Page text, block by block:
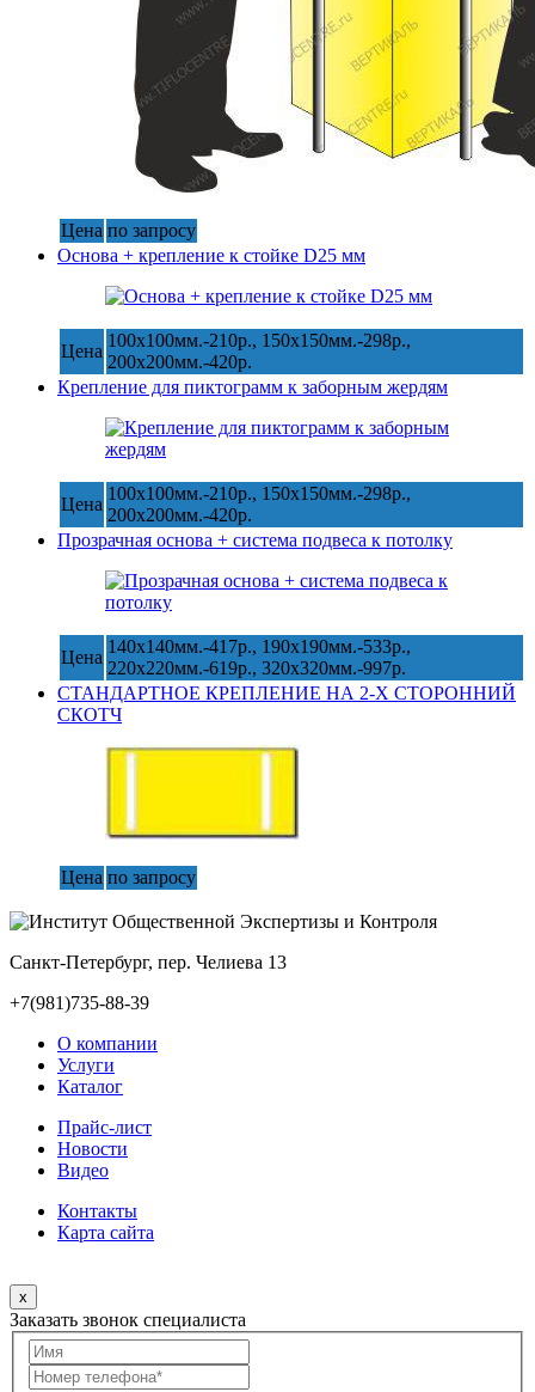
Цена по запросу
Основа + крепление к стойке D25 мм
Цена
100х100мм.-210р., 150х150мм.-298р.,
200х200мм.-420р.
Крепление для пиктограмм к заборным жердям
Цена
100х100мм.-210р., 150х150мм.-298р.,
200х200мм.-420р.
Прозрачная основа + система подвеса к потолку
Цена
140х140мм.-417р., 190х190мм.-533р.,
220х220мм.-619р., 320х320мм.-997р.
СТАНДАРТНОЕ КРЕПЛЕНИЕ НА 2-Х СТОРОННИЙ
СКОТЧ
Цена по запросу
Санкт-Петербург, пер. Челиева 13
+7(981)735-88-39
О компании
Услуги
Каталог
Прайс-лист
Новости
Видео
Контакты
Карта сайта
x
Заказать звонок специалиста